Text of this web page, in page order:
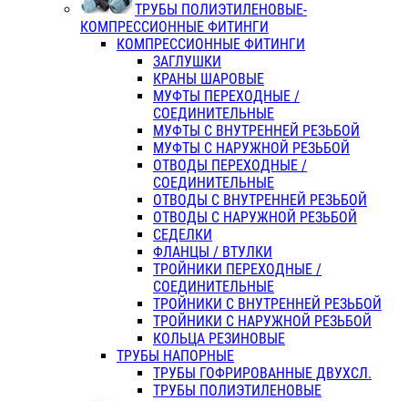
ТРУБЫ ПОЛИЭТИЛЕНОВЫЕ-
КОМПРЕССИОННЫЕ ФИТИНГИ
КОМПРЕССИОННЫЕ ФИТИНГИ
ЗАГЛУШКИ
КРАНЫ ШАРОВЫЕ
МУФТЫ ПЕРЕХОДНЫЕ /
СОЕДИНИТЕЛЬНЫЕ
МУФТЫ С ВНУТРЕННЕЙ РЕЗЬБОЙ
МУФТЫ С НАРУЖНОЙ РЕЗЬБОЙ
ОТВОДЫ ПЕРЕХОДНЫЕ /
СОЕДИНИТЕЛЬНЫЕ
ОТВОДЫ С ВНУТРЕННЕЙ РЕЗЬБОЙ
ОТВОДЫ С НАРУЖНОЙ РЕЗЬБОЙ
СЕДЕЛКИ
ФЛАНЦЫ / ВТУЛКИ
ТРОЙНИКИ ПЕРЕХОДНЫЕ /
СОЕДИНИТЕЛЬНЫЕ
ТРОЙНИКИ С ВНУТРЕННЕЙ РЕЗЬБОЙ
ТРОЙНИКИ С НАРУЖНОЙ РЕЗЬБОЙ
КОЛЬЦА РЕЗИНОВЫЕ
ТРУБЫ НАПОРНЫЕ
ТРУБЫ ГОФРИРОВАННЫЕ ДВУХСЛ.
ТРУБЫ ПОЛИЭТИЛЕНОВЫЕ